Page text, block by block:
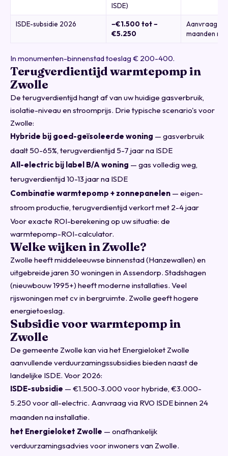
ISDE)
ISDE-subsidie 2026
−€1.500 tot −
€5.250
Aanvraag
maanden na
In monumenten-binnenstad toeslag € 200-400.
Terugverdientijd warmtepomp in
Zwolle
De terugverdientijd hangt af van uw huidige gasverbruik,
isolatie-niveau en stroomprijs. Drie typische scenario's voor
Zwolle:
Hybride bij goed-geïsoleerde woning — gasverbruik
daalt 50-65%, terugverdientijd 5-7 jaar na ISDE
All-electric bij label B/A woning — gas volledig weg,
terugverdientijd 10-13 jaar na ISDE
Combinatie warmtepomp + zonnepanelen — eigen-
stroom productie, terugverdientijd verkort met 2-4 jaar
Voor exacte ROI-berekening op uw situatie: de
warmtepomp-ROI-calculator.
Welke wijken in Zwolle?
Zwolle heeft middeleeuwse binnenstad (Hanzewallen) en
uitgebreide jaren 30 woningen in Assendorp. Stadshagen
(nieuwbouw 1995+) heeft moderne installaties. Veel
rijswoningen met cv in bergruimte. Zwolle geeft hogere
energietoeslag.
Subsidie voor warmtepomp in
Zwolle
De gemeente Zwolle kan via het Energieloket Zwolle
aanvullende verduurzamingssubsidies bieden naast de
landelijke ISDE. Voor 2026:
ISDE-subsidie — €1.500-3.000 voor hybride, €3.000-
5.250 voor all-electric. Aanvraag via RVO ISDEbinnen 24
maanden na installatie.
het Energieloket Zwolle — onafhankelijk
verduurzamingsadvies voor inwoners van Zwolle.